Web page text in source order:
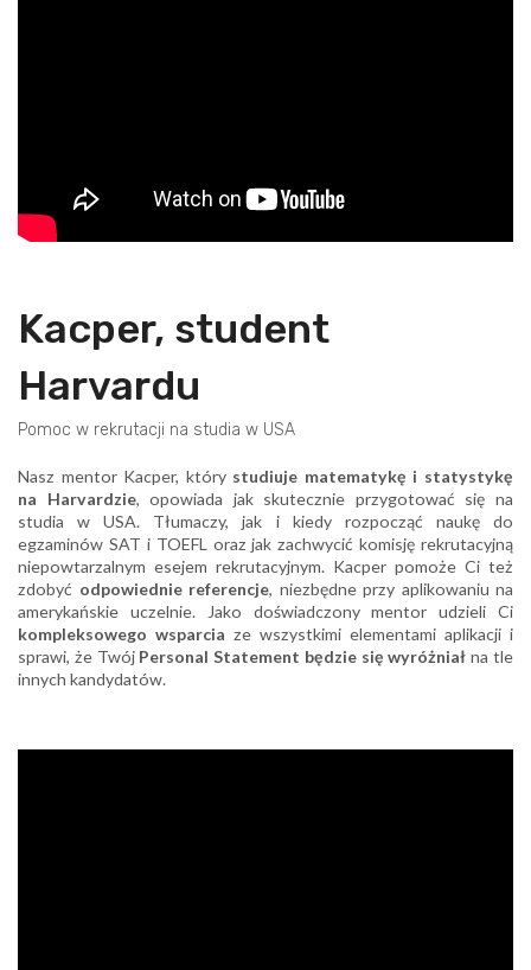
Kacper, student
Harvardu
Pomoc w rekrutacji na studia w USA
Nasz mentor Kacper, który studiuje matematykę i statystykę
na Harvardzie, opowiada jak skutecznie przygotować się na
studia w USA. Tłumaczy, jak i kiedy rozpocząć naukę do
egzaminów SAT i TOEFL oraz jak zachwycić komisję rekrutacyjną
niepowtarzalnym esejem rekrutacyjnym. Kacper pomoże Ci też
zdobyć odpowiednie referencje, niezbędne przy aplikowaniu na
amerykańskie uczelnie. Jako doświadczony mentor udzieli Ci
kompleksowego wsparcia ze wszystkimi elementami aplikacji i
sprawi, że Twój Personal Statement będzie się wyróżniał na tle
innych kandydatów.